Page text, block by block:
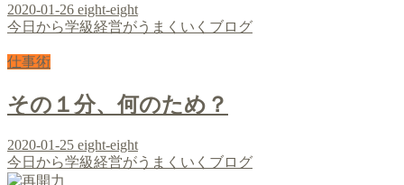
2020-01-26 eight-eight
今日から学級経営がうまくいくブログ
仕事術
その１分、何のため？
2020-01-25 eight-eight
今日から学級経営がうまくいくブログ